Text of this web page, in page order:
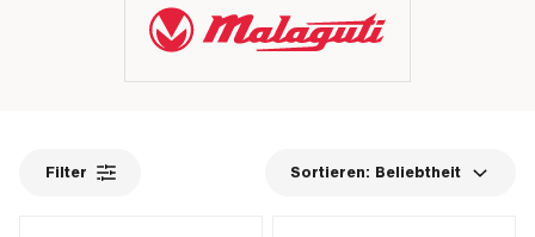
Filter Sortieren: Beliebtheit